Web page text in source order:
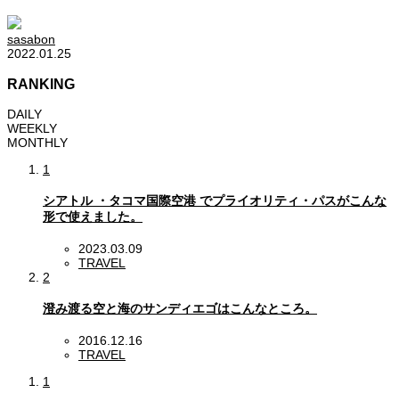
sasabon
2022.01.25
RANKING
DAILY
WEEKLY
MONTHLY
1
シアトル ・タコマ国際空港 でプライオリティ・パスがこんな
形で使えました。
2023.03.09
TRAVEL
2
澄み渡る空と海のサンディエゴはこんなところ。
2016.12.16
TRAVEL
1